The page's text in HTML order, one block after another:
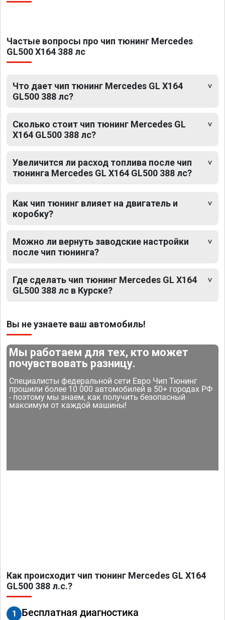
Частые вопросы про чип тюнинг Mercedes
GL500 X164 388 лс
Что дает чип тюнинг Mercedes GL X164
GL500 388 лс?
Сколько стоит чип тюнинг Mercedes GL
X164 GL500 388 лс?
Увеличится ли расход топлива после чип
тюнинга Mercedes GL X164 GL500 388 лс?
Как чип тюнинг влияет на двигатель и
коробку?
Можно ли вернуть заводские настройки
после чип тюнинга?
Где сделать чип тюнинг Mercedes GL X164
GL500 388 лс в Курске?
Вы не узнаете ваш автомобиль!
Мы работаем для тех, кто может
почувствовать разницу.
Специалисты федеральной сети Евро Чип Тюнинг
прошили более 10 000 автомобилей в 50+ городах РФ
- поэтому мы знаем, как получить безопасный
максимум от каждой машины!
Как происходит чип тюнинг Mercedes GL X164
GL500 388 л.с.?
1 Бесплатная диагностика